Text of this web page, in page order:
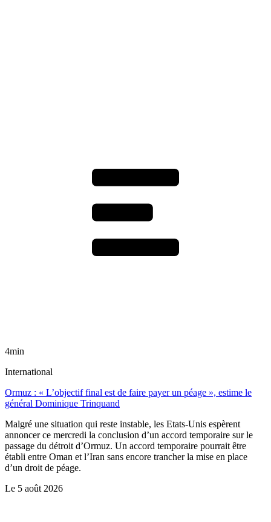
4min
International
Ormuz : « L’objectif final est de faire payer un péage », estime le
général Dominique Trinquand
Malgré une situation qui reste instable, les Etats-Unis espèrent
annoncer ce mercredi la conclusion d’un accord temporaire sur le
passage du détroit d’Ormuz. Un accord temporaire pourrait être
établi entre Oman et l’Iran sans encore trancher la mise en place
d’un droit de péage.
Le 5 août 2026